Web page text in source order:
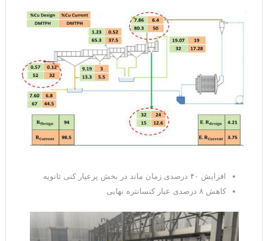
افزایش ۴۰ درصدی زمان ماند در بخش پرعیار کنی ثانویه
کاهش ۸ درصدی عیار کنسانتره نهایی